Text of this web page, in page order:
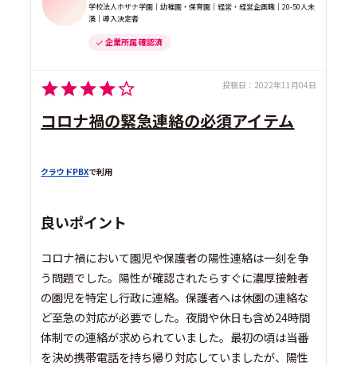
学校法人ホザナ学園｜幼稚園・保育園｜経営・経営企画職｜20-50人未
満｜導入決定者
企業所属 確認済
投稿日： 2022年11月04日
コロナ禍の緊急連絡の必須アイテム
クラウドPBXで利用
良いポイント
コロナ禍において園児や保護者の陽性連絡は一刻を争
う問題でした。陽性が確認されたらすぐに濃厚接触者
の園児を特定し行政に連絡。保護者へは休園の連絡な
ど至急の対応が必要でした。夜間や休日も含め24時間
体制での連絡が求められていました。最初の頃は当番
を決め携帯電話を持ち帰り対応していましたが、陽性